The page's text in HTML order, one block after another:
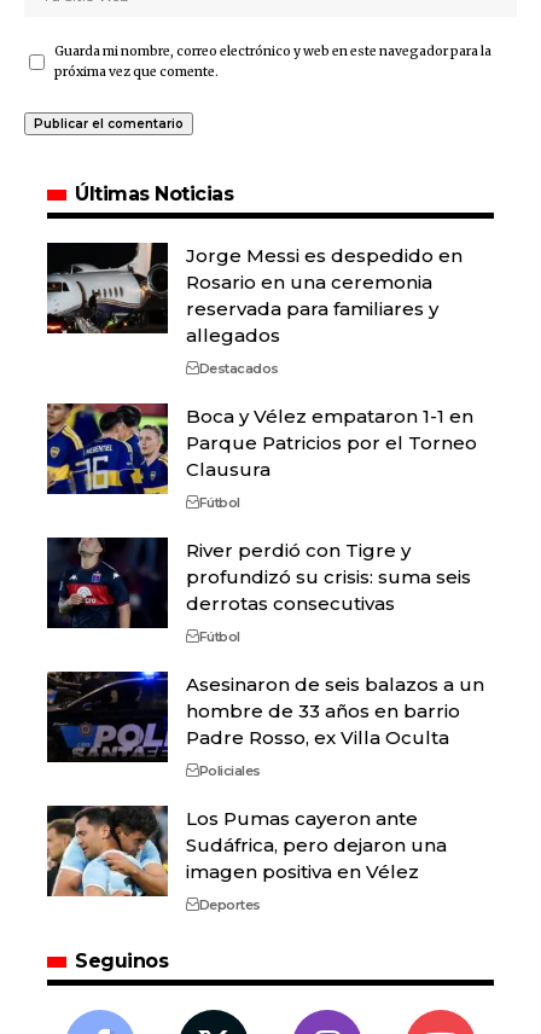
Guarda mi nombre, correo electrónico y web en este navegador para la
próxima vez que comente.
Últimas Noticias
Jorge Messi es despedido en
Rosario en una ceremonia
reservada para familiares y
allegados
Destacados
Boca y Vélez empataron 1-1 en
Parque Patricios por el Torneo
Clausura
Fútbol
River perdió con Tigre y
profundizó su crisis: suma seis
derrotas consecutivas
Fútbol
Asesinaron de seis balazos a un
hombre de 33 años en barrio
Padre Rosso, ex Villa Oculta
Policiales
Los Pumas cayeron ante
Sudáfrica, pero dejaron una
imagen positiva en Vélez
Deportes
Seguinos